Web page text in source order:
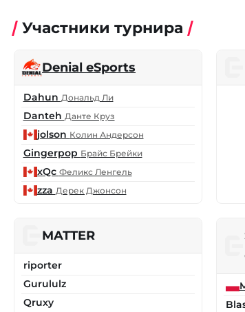
Участники турнира
Denial eSports
Dahun Дональд Ли
Danteh Данте Круз
jolson Колин Андерсон
Gingerpop Брайс Брейки
xQc Феликс Ленгель
zza Дерек Джонсон
MATTER
riporter
Gurululz
Qruxy